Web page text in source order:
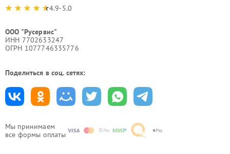
Мы принимаем
все формы оплаты
4.9-5.0
ООО "Русервис"
ИНН 7702633247
ОГРН 1077746335776
Поделиться в соц. сетях: